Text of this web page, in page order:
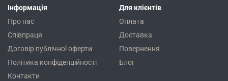
Інформація
Про нас
Співпраця
Договір публічної оферти
Політика конфіденційності
Контакти
Для клієнтів
Оплата
Доставка
Повернення
Блог